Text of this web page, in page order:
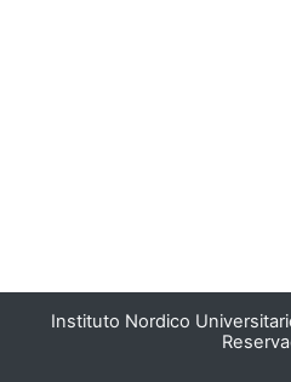
Instituto Nordico